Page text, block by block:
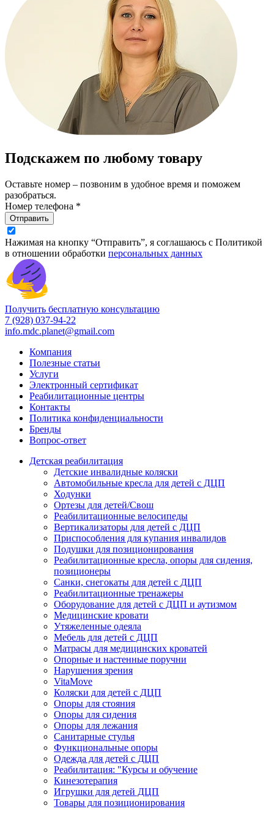
Подскажем по любому товару
Оставьте номер – позвоним в удобное время и поможем
разобраться.
Номер телефона *
Отправить
Нажимая на кнопку “Отправить”, я соглашаюсь с Политикой
в отношении обработки персональных данных
Получить бесплатную консультацию
7 (928) 037-94-22
info.mdc.planet@gmail.com
Компания
Полезные статьи
Услуги
Электронный сертификат
Реабилитационные центры
Контакты
Политика конфиденциальности
Бренды
Вопрос-ответ
Детская реабилитация
Детские инвалидные коляски
Автомобильные кресла для детей с ДЦП
Ходунки
Ортезы для детей/Свош
Реабилитационные велосипеды
Вертикализаторы для детей с ДЦП
Приспособления для купания инвалидов
Подушки для позиционирования
Реабилитационные кресла, опоры для сидения,
позиционеры
Санки, снегокаты для детей с ДЦП
Реабилитационные тренажеры
Оборудование для детей с ДЦП и аутизмом
Медицинские кровати
Утяжеленные одеяла
Мебель для детей с ДЦП
Матрасы для медицинских кроватей
Опорные и настенные поручни
Нарушения зрения
VitaMove
Коляски для детей с ДЦП
Опоры для стояния
Опоры для сидения
Опоры для лежания
Санитарные стулья
Функциональные опоры
Одежда для детей с ДЦП
Реабилитация: "Курсы и обучение
Кинезотерапия
Игрушки для детей ДЦП
Товары для позиционирования